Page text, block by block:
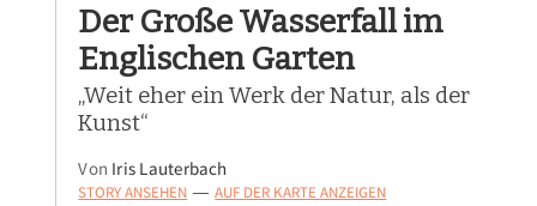
Der Große Wasserfall im
Englischen Garten
„Weit eher ein Werk der Natur, als der
Kunst“
Von Iris Lauterbach
STORY ANSEHEN — AUF DER KARTE ANZEIGEN